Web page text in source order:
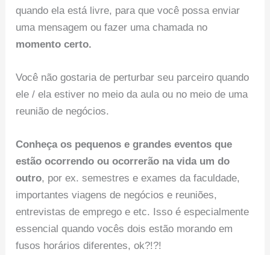
quando ela está livre, para que você possa enviar
uma mensagem ou fazer uma chamada no
momento certo.
Você não gostaria de perturbar seu parceiro quando
ele / ela estiver no meio da aula ou no meio de uma
reunião de negócios.
Conheça os pequenos e grandes eventos que
estão ocorrendo ou ocorrerão na vida um do
outro, por ex. semestres e exames da faculdade,
importantes viagens de negócios e reuniões,
entrevistas de emprego e etc. Isso é especialmente
essencial quando vocês dois estão morando em
fusos horários diferentes, ok?!?!